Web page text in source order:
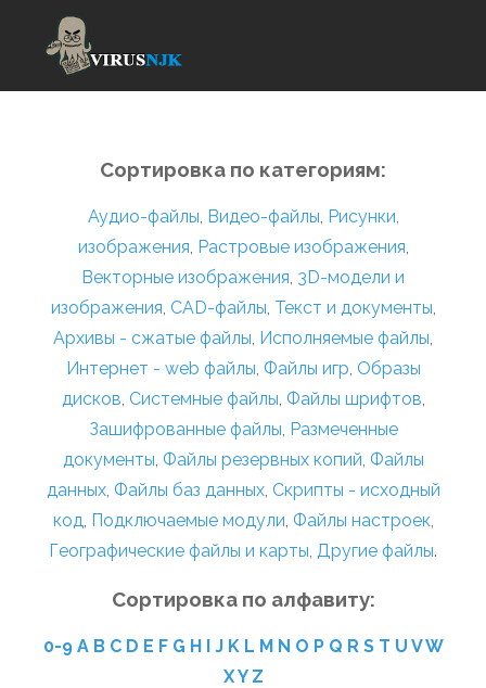
Сортировка по категориям:
Аудио-файлы, Видео-файлы, Рисунки,
изображения, Растровые изображения,
Векторные изображения, 3D-модели и
изображения, CAD-файлы, Текст и документы,
Архивы - сжатые файлы, Исполняемые файлы,
Интернет - web файлы, Файлы игр, Образы
дисков, Системные файлы, Файлы шрифтов,
Зашифрованные файлы, Размеченные
документы, Файлы резервных копий, Файлы
данных, Файлы баз данных, Скрипты - исходный
код, Подключаемые модули, Файлы настроек,
Географические файлы и карты, Другие файлы.
Сортировка по алфавиту:
0-9 A B C D E F G H I J K L M N O P Q R S T U VW
XY Z